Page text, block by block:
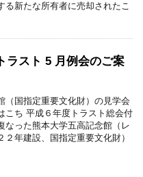
る新たな所有者に売却されたこ
ラスト 5 月例会のご案
（国指定重要文化財）の見学会
こち 平成６年度トラスト総会付
なった熊本大学五高記念館（レ
２年建設、国指定重要文化財）